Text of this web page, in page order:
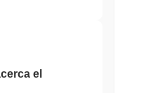
el